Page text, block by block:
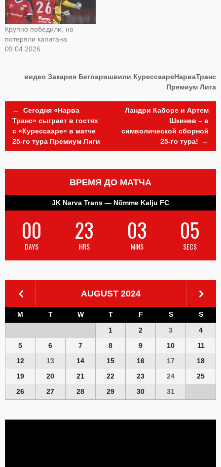
Крупно победили, но
потеряли капитана
09.04.2026
видео Закария Бегларишвили КурессаареНарваТранс
Премиум Лига
Post
navigation
←
Сегодня «Нарва
Транс» сыграет в гостях
с «Курессааре» в матче
25-го тура Премиум Лиги
Ландри Каборе и Артем
Шкинев – в
символической сборной
25-го тура!
→
ВРЕМЯ ДО МАТЧА
JK Narva Trans — Nõmme Kalju FC
00
DAYS
23
HRS
03
MINS
04
SECS
AUGUST 2024
M T W T F S
S
1
2 3
4
5
6 7 8 9 10
11
12
13 14 15 16 17
18
19
20 21 22 23 24
25
26
27 28 29 30 31